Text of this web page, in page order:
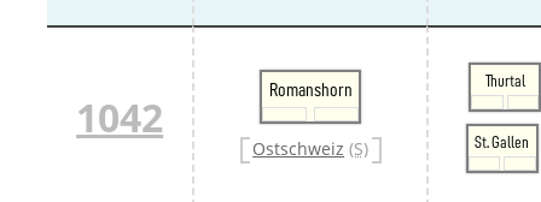
1042
Romanshorn
Ostschweiz (S)
Thurtal
St. Gallen